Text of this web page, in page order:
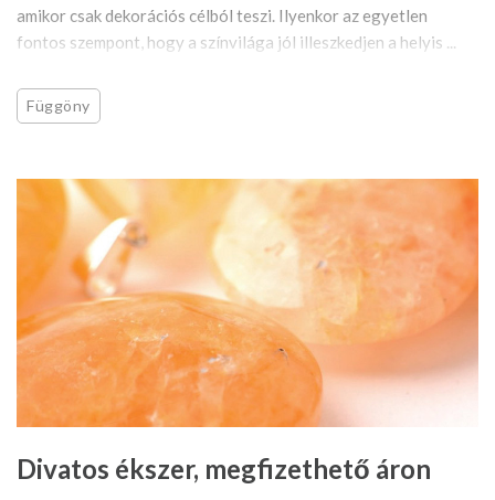
amikor csak dekorációs célból teszi. Ilyenkor az egyetlen
fontos szempont, hogy a színvilága jól illeszkedjen a helyis ...
Függöny
Divatos ékszer, megfizethető áron